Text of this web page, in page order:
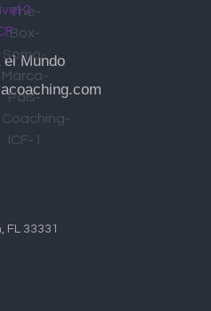
Mundo
33331